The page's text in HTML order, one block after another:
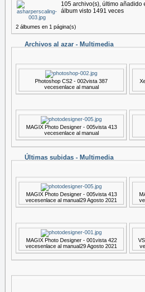
105 archivo(s), último añadido
álbum visto 1491 veces
2 álbumes en 1 página(s)
Archivos al azar - Multimedia
Photoshop CS2 - 002vista 387
vecesenlace al manual
MAGIX Photo Designer - 005vista 413
vecesenlace al manual
Últimas subidas - Multimedia
MAGIX Photo Designer - 005vista 413
vecesenlace al manual29 Agosto 2021
MAGIX Photo Designer - 001vista 422
vecesenlace al manual29 Agosto 2021